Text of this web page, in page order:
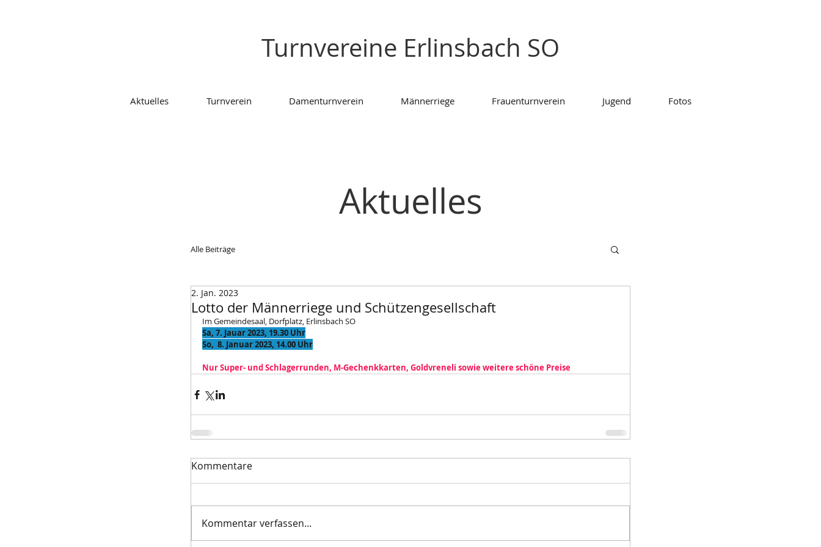
Turnvereine Erlinsbach SO
Aktuelles Turnverein Damenturnverein Männerriege Frauenturnverein Jugend Fotos
Aktuelles
Alle Beiträge
Lotto der Männerriege und Schützengesellschaft
2. Jan. 2023
Im Gemeindesaal, Dorfplatz, Erlinsbach SO
Sa, 7. Jauar 2023, 19.30 Uhr
So,  8. Januar 2023, 14.00 Uhr
Nur Super- und Schlagerrunden, M-Gechenkkarten, Goldvreneli sowie weitere schöne Preise
Kommentare
Kommentar verfassen...